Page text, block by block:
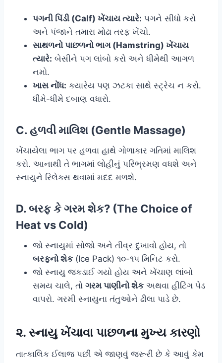
પગની પિંડી (Calf) ખેંચાય ત્યારે: પગને સીધો કરો
અને પંજાને તમારા મોઢા તરફ ખેંચો.
સાથળનો પાછળનો ભાગ (Hamstring) ખેંચાય
ત્યારે: બેસીને પગ લાંબો કરો અને ધીમેથી આગળ
નમો.
ખાસ નોંધ: ક્યારેય પણ ઝટકા સાથે સ્ટ્રેચ ન કરો.
ધીમે-ધીમે દબાણ વધારો.
C. હળવી માલિશ (Gentle Massage)
ખેંચાયેલા ભાગ પર હળવા હાથે ગોળાકાર ગતિમાં માલિશ
કરો. આનાથી તે ભાગમાં લોહીનું પરિભ્રમણ વધશે અને
સ્નાયુને રિલેક્સ થવામાં મદદ મળશે.
D. બરફ કે ગરમ શેક? (The Choice of
Heat vs Cold)
જો સ્નાયુમાં સોજો અને તીવ્ર દુખાવો હોય, તો
બરફનો શેક (Ice Pack) ૧૦-૧૫ મિનિટ કરો.
જો સ્નાયુ જકડાઈ ગયો હોય અને ખેંચાણ લાંબો
સમય ચાલે, તો ગરમ પાણીનો શેક અથવા હીટિંગ પેડ
વાપરો. ગરમી સ્નાયુના તંતુઓને ઢીલા પાડે છે.
૨. સ્નાયુ ખેંચાવા પાછળના મુખ્ય કારણો
તાત્કાલિક ઈલાજ પછી એ જાણવું જરૂરી છે કે આવું કેમ